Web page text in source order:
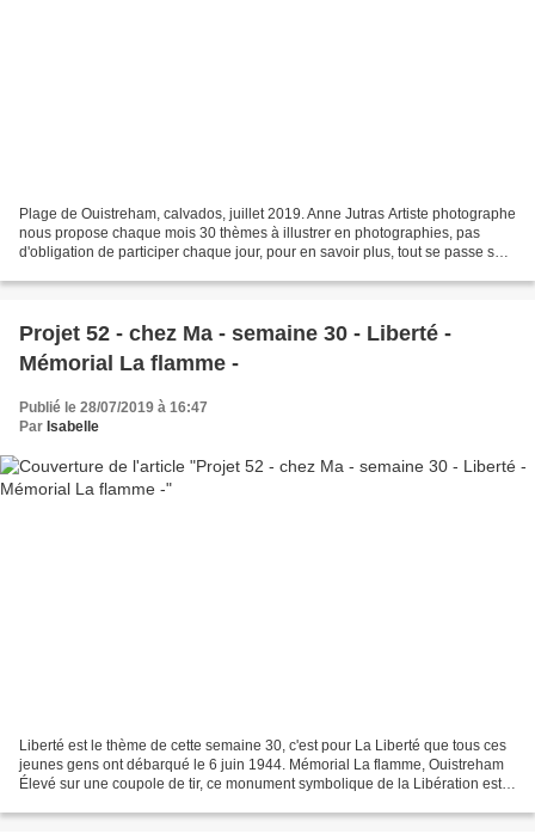
Plage de Ouistreham, calvados, juillet 2019. Anne Jutras Artiste photographe
nous propose chaque mois 30 thèmes à illustrer en photographies, pas
d'obligation de participer chaque jour, pour en savoir plus, tout se passe sur
Projet 52 - chez Ma - semaine 30 - Liberté -
Mémorial La flamme -
Publié le 28/07/2019 à 16:47
Par Isabelle
Liberté est le thème de cette semaine 30, c'est pour La Liberté que tous ces
jeunes gens ont débarqué le 6 juin 1944. Mémorial La flamme, Ouistreham
Élevé sur une coupole de tir, ce monument symbolique de la Libération est